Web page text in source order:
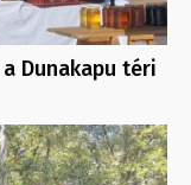
Dunakapu téri